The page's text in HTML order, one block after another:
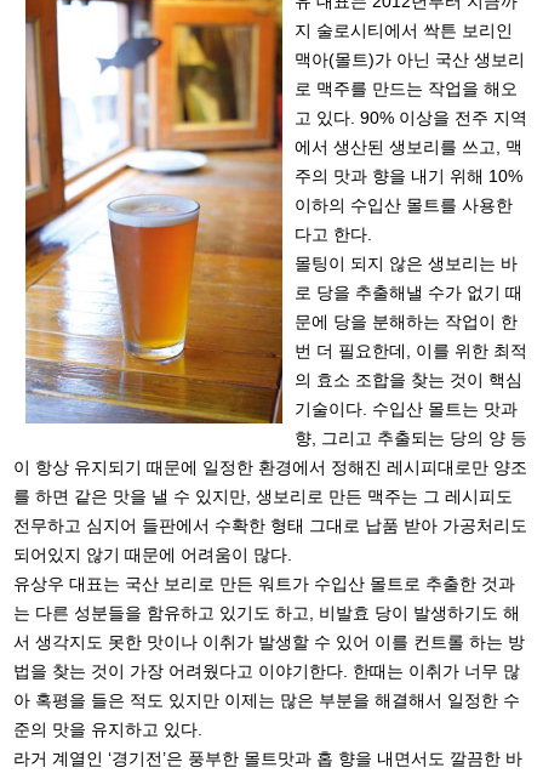
지 술로시티에서 싹튼 보리인
맥아(몰트)가 아닌 국산 생보리
로 맥주를 만드는 작업을 해오
고 있다. 90% 이상을 전주 지역
에서 생산된 생보리를 쓰고, 맥
주의 맛과 향을 내기 위해 10%
이하의 수입산 몰트를 사용한
다고 한다.
몰팅이 되지 않은 생보리는 바
로 당을 추출해낼 수가 없기 때
문에 당을 분해하는 작업이 한
번 더 필요한데, 이를 위한 최적
의 효소 조합을 찾는 것이 핵심
기술이다. 수입산 몰트는 맛과
향, 그리고 추출되는 당의 양 등
이 항상 유지되기 때문에 일정한 환경에서 정해진 레시피대로만 양조
를 하면 같은 맛을 낼 수 있지만, 생보리로 만든 맥주는 그 레시피도
전무하고 심지어 들판에서 수확한 형태 그대로 납품 받아 가공처리도
되어있지 않기 때문에 어려움이 많다.
유상우 대표는 국산 보리로 만든 워트가 수입산 몰트로 추출한 것과
는 다른 성분들을 함유하고 있기도 하고, 비발효 당이 발생하기도 해
서 생각지도 못한 맛이나 이취가 발생할 수 있어 이를 컨트롤 하는 방
법을 찾는 것이 가장 어려웠다고 이야기한다. 한때는 이취가 너무 많
아 혹평을 들은 적도 있지만 이제는 많은 부분을 해결해서 일정한 수
준의 맛을 유지하고 있다.
라거 계열인 ‘경기전’은 풍부한 몰트맛과 홉 향을 내면서도 깔끔한 바